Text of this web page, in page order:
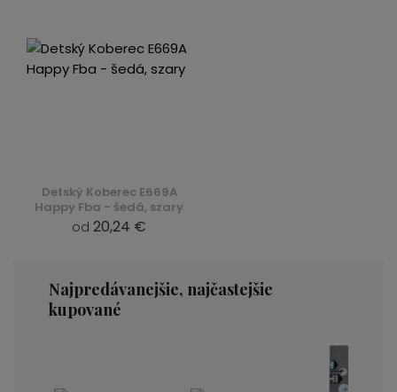
Detský Koberec E669A
Happy Fba - šedá, szary
od 20,24 €
Najpredávanejšie, najčastejšie
kupované